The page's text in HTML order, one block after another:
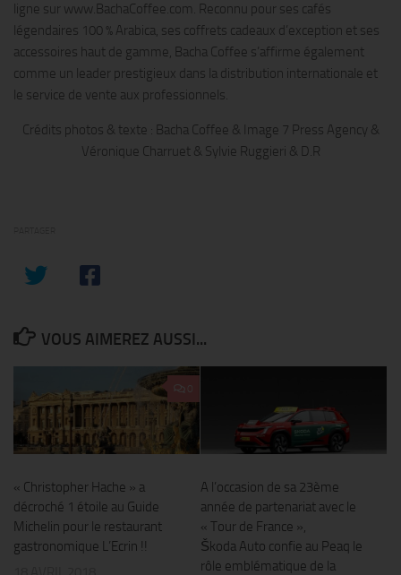
ligne sur www.BachaCoffee.com. Reconnu pour ses cafés
légendaires 100 % Arabica, ses coffrets cadeaux d’exception et ses
accessoires haut de gamme, Bacha Coffee s’affirme également
comme un leader prestigieux dans la distribution internationale et
le service de vente aux professionnels.
Crédits photos & texte : Bacha Coffee & Image 7 Press Agency &
Véronique Charruet & Sylvie Ruggieri & D.R
VOUS AIMEREZ AUSSI...
« Christopher Hache » a
décroché 1 étoile au Guide
Michelin pour le restaurant
gastronomique L’Ecrin !!
A l’occasion de sa 23ème
année de partenariat avec le
« Tour de France »,
Škoda Auto confie au Peaq le
rôle emblématique de la